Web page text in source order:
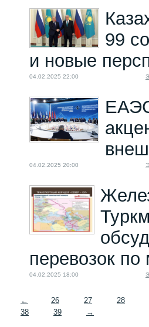
99
и новые
04.02.2025 22:00
04.02.2025 20:00
перевозок
04.02.2025 18:00
← 26 27 28
38
39 →